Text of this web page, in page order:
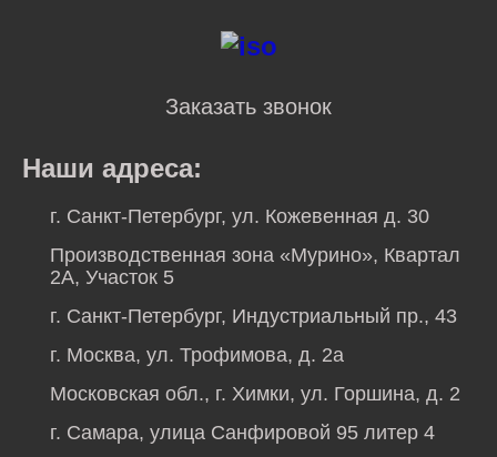
Заказать звонок
Наши адреса:
г. Санкт-Петербург, ул. Кожевенная д. 30
Производственная зона «Мурино», Квартал
2А, Участок 5
г. Санкт-Петербург, Индустриальный пр., 43
г. Москва, ул. Трофимова, д. 2а
Московская обл., г. Химки, ул. Горшина, д. 2
г. Самара, улица Санфировой 95 литер 4